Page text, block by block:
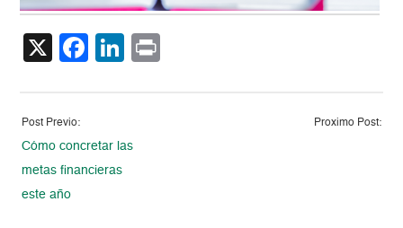
X Facebook
LinkedIn
Post Previo:
Cómo concretar las
metas financieras
este año
Proximo Post: